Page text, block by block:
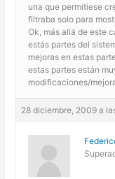
una que permitiese
filtraba solo para
Ok, más allá de este
estás partes del
mejoras en estas
estas partes están
modificaciones/
28 diciembre, 2009 a